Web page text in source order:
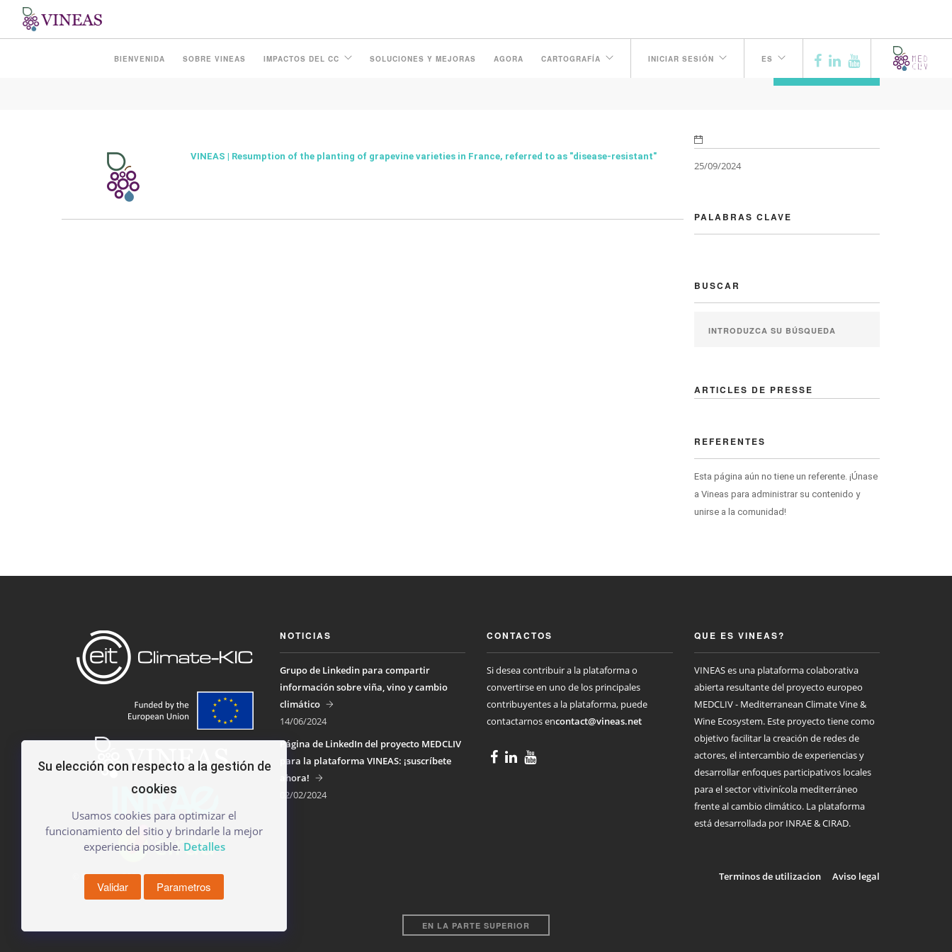
BIENVENIDA SOBRE VINEAS IMPACTOS DEL CC SOLUCIONES Y MEJORAS AGORA CARTOGRAFÍA INICIAR SESIÓN ES
NEW PUBLICATION ON RESISTANT VARIETIES!
ANTERIOR
VINEAS | Resumption of the planting of grapevine varieties in France, referred to as "disease-resistant"
25/09/2024
PALABRAS CLAVE
BUSCAR
ARTICLES DE PRESSE
REFERENTES
Esta página aún no tiene un referente. ¡Únase
a Vineas para administrar su contenido y
unirse a la comunidad!
NOTICIAS
Grupo de Linkedin para compartir
información sobre viña, vino y cambio
climático
14/06/2024
Página de LinkedIn del proyecto MEDCLIV
para la plataforma VINEAS: ¡suscríbete
ahora!
02/02/2024
CONTACTOS
Si desea contribuir a la plataforma o
convertirse en uno de los principales
contribuyentes a la plataforma, puede
contactarnos encontact@vineas.net
QUE ES VINEAS?
VINEAS es una plataforma colaborativa
abierta resultante del proyecto europeo
MEDCLIV - Mediterranean Climate Vine &
Wine Ecosystem. Este proyecto tiene como
objetivo facilitar la creación de redes de
actores, el intercambio de experiencias y
desarrollar enfoques participativos locales
para el sector vitivinícola mediterráneo
frente al cambio climático. La plataforma
está desarrollada por INRAE & CIRAD.
© Copyright 2026 - VINEAS Terminos de utilizacion Aviso legal
EN LA PARTE SUPERIOR
Su elección con respecto a la gestión de
cookies
Usamos cookies para optimizar el
funcionamiento del sitio y brindarle la mejor
experiencia posible. Detalles
Validar Parametros